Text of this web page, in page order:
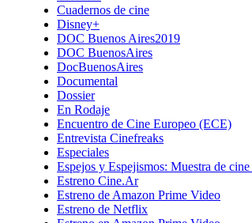
Cuadernos de cine
Disney+
DOC Buenos Aires2019
DOC BuenosAires
DocBuenosAires
Documental
Dossier
En Rodaje
Encuentro de Cine Europeo (ECE)
Entrevista Cinefreaks
Especiales
Espejos y Espejismos: Muestra de
Estreno Cine.Ar
Estreno de Amazon Prime Video
Estreno de Netflix